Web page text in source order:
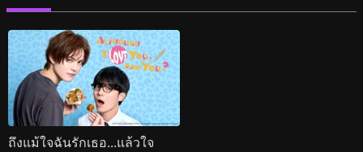
ถึงแม้ใจฉันรักเธอ...แล้วใจ